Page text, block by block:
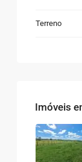
Terreno
Imóveis